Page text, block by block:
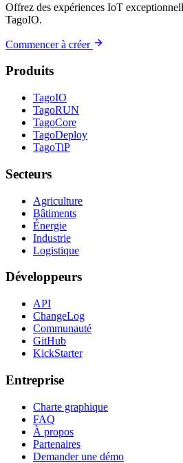
Offrez des expériences IoT
TagoIO.
Commencer à créer
Produits
TagoIO
TagoRUN
TagoCore
TagoDeploy
TagoTiP
Secteurs
Agriculture
Bâtiments
Énergie
Industrie
Logistique
Développeurs
API
ChangeLog
Communauté
GitHub
KickStarter
Entreprise
Charte graphique
FAQ
À propos
Partenaires
Demander une démo